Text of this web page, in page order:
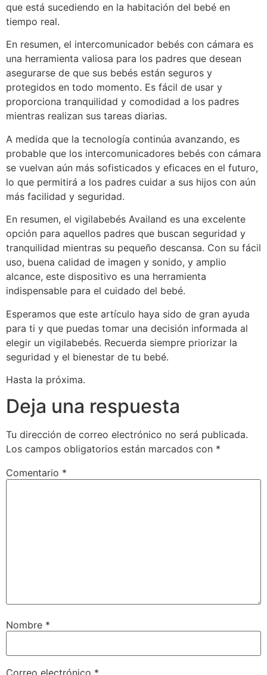
que está sucediendo en la habitación del bebé en
tiempo real.
En resumen, el intercomunicador bebés con cámara es
una herramienta valiosa para los padres que desean
asegurarse de que sus bebés están seguros y
protegidos en todo momento. Es fácil de usar y
proporciona tranquilidad y comodidad a los padres
mientras realizan sus tareas diarias.
A medida que la tecnología continúa avanzando, es
probable que los intercomunicadores bebés con cámara
se vuelvan aún más sofisticados y eficaces en el futuro,
lo que permitirá a los padres cuidar a sus hijos con aún
más facilidad y seguridad.
En resumen, el vigilabebés Availand es una excelente
opción para aquellos padres que buscan seguridad y
tranquilidad mientras su pequeño descansa. Con su fácil
uso, buena calidad de imagen y sonido, y amplio
alcance, este dispositivo es una herramienta
indispensable para el cuidado del bebé.
Esperamos que este artículo haya sido de gran ayuda
para ti y que puedas tomar una decisión informada al
elegir un vigilabebés. Recuerda siempre priorizar la
seguridad y el bienestar de tu bebé.
Hasta la próxima.
Deja una respuesta
Tu dirección de correo electrónico no será publicada.
Los campos obligatorios están marcados con *
Comentario *
Nombre *